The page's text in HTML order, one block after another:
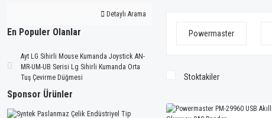
Detaylı Arama
En Populer Olanlar
Ayt LG Sihirli Mouse Kumanda Joystick AN-
MR-UM-UB Serisi Lg Sihirli Kumanda Orta
Tuş Çevirme Düğmesi
Sponsor Ürünler
Powermaster
Stoktakiler